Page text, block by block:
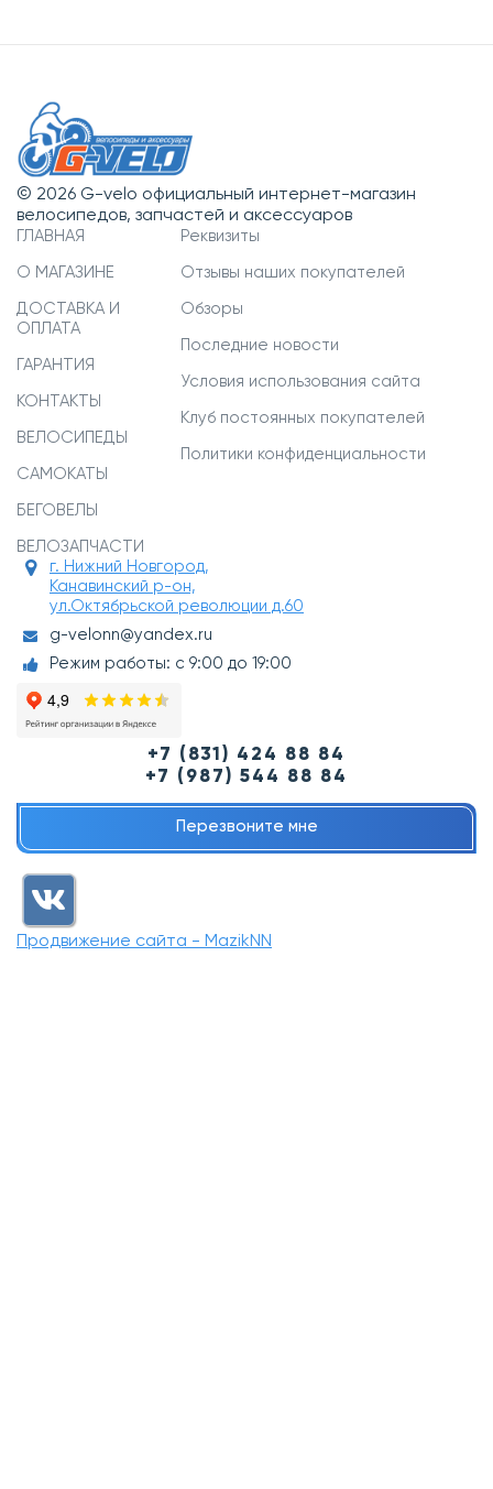
© 2026 G-velo официальный интернет-магазин
велосипедов, запчастей и аксессуаров
ГЛАВНАЯ
О МАГАЗИНЕ
ДОСТАВКА И
ОПЛАТА
ГАРАНТИЯ
КОНТАКТЫ
ВЕЛОСИПЕДЫ
САМОКАТЫ
БЕГОВЕЛЫ
ВЕЛОЗАПЧАСТИ
Реквизиты
Отзывы наших покупателей
Обзоры
Последние новости
Условия использования сайта
Клуб постоянных покупателей
Политики конфиденциальности
г. Нижний Новгород,
Канавинский р-он,
ул.Октябрьской революции д.60
g-velonn@yandex.ru
Режим работы: с 9:00 до 19:00
+7 (831) 424 88 84
+7 (987) 544 88 84
Перезвоните мне
Продвижение сайта - MazikNN